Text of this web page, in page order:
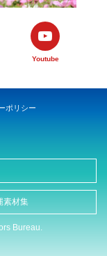
Youtube
ポリシー
素材集
Bureau.